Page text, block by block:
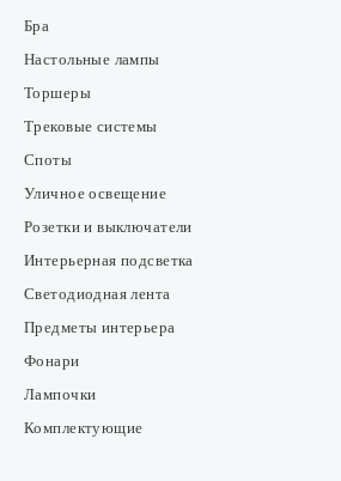
Бра
Настольные лампы
Торшеры
Трековые системы
Споты
Уличное освещение
Розетки и выключатели
Интерьерная подсветка
Светодиодная лента
Предметы интерьера
Фонари
Лампочки
Комплектующие